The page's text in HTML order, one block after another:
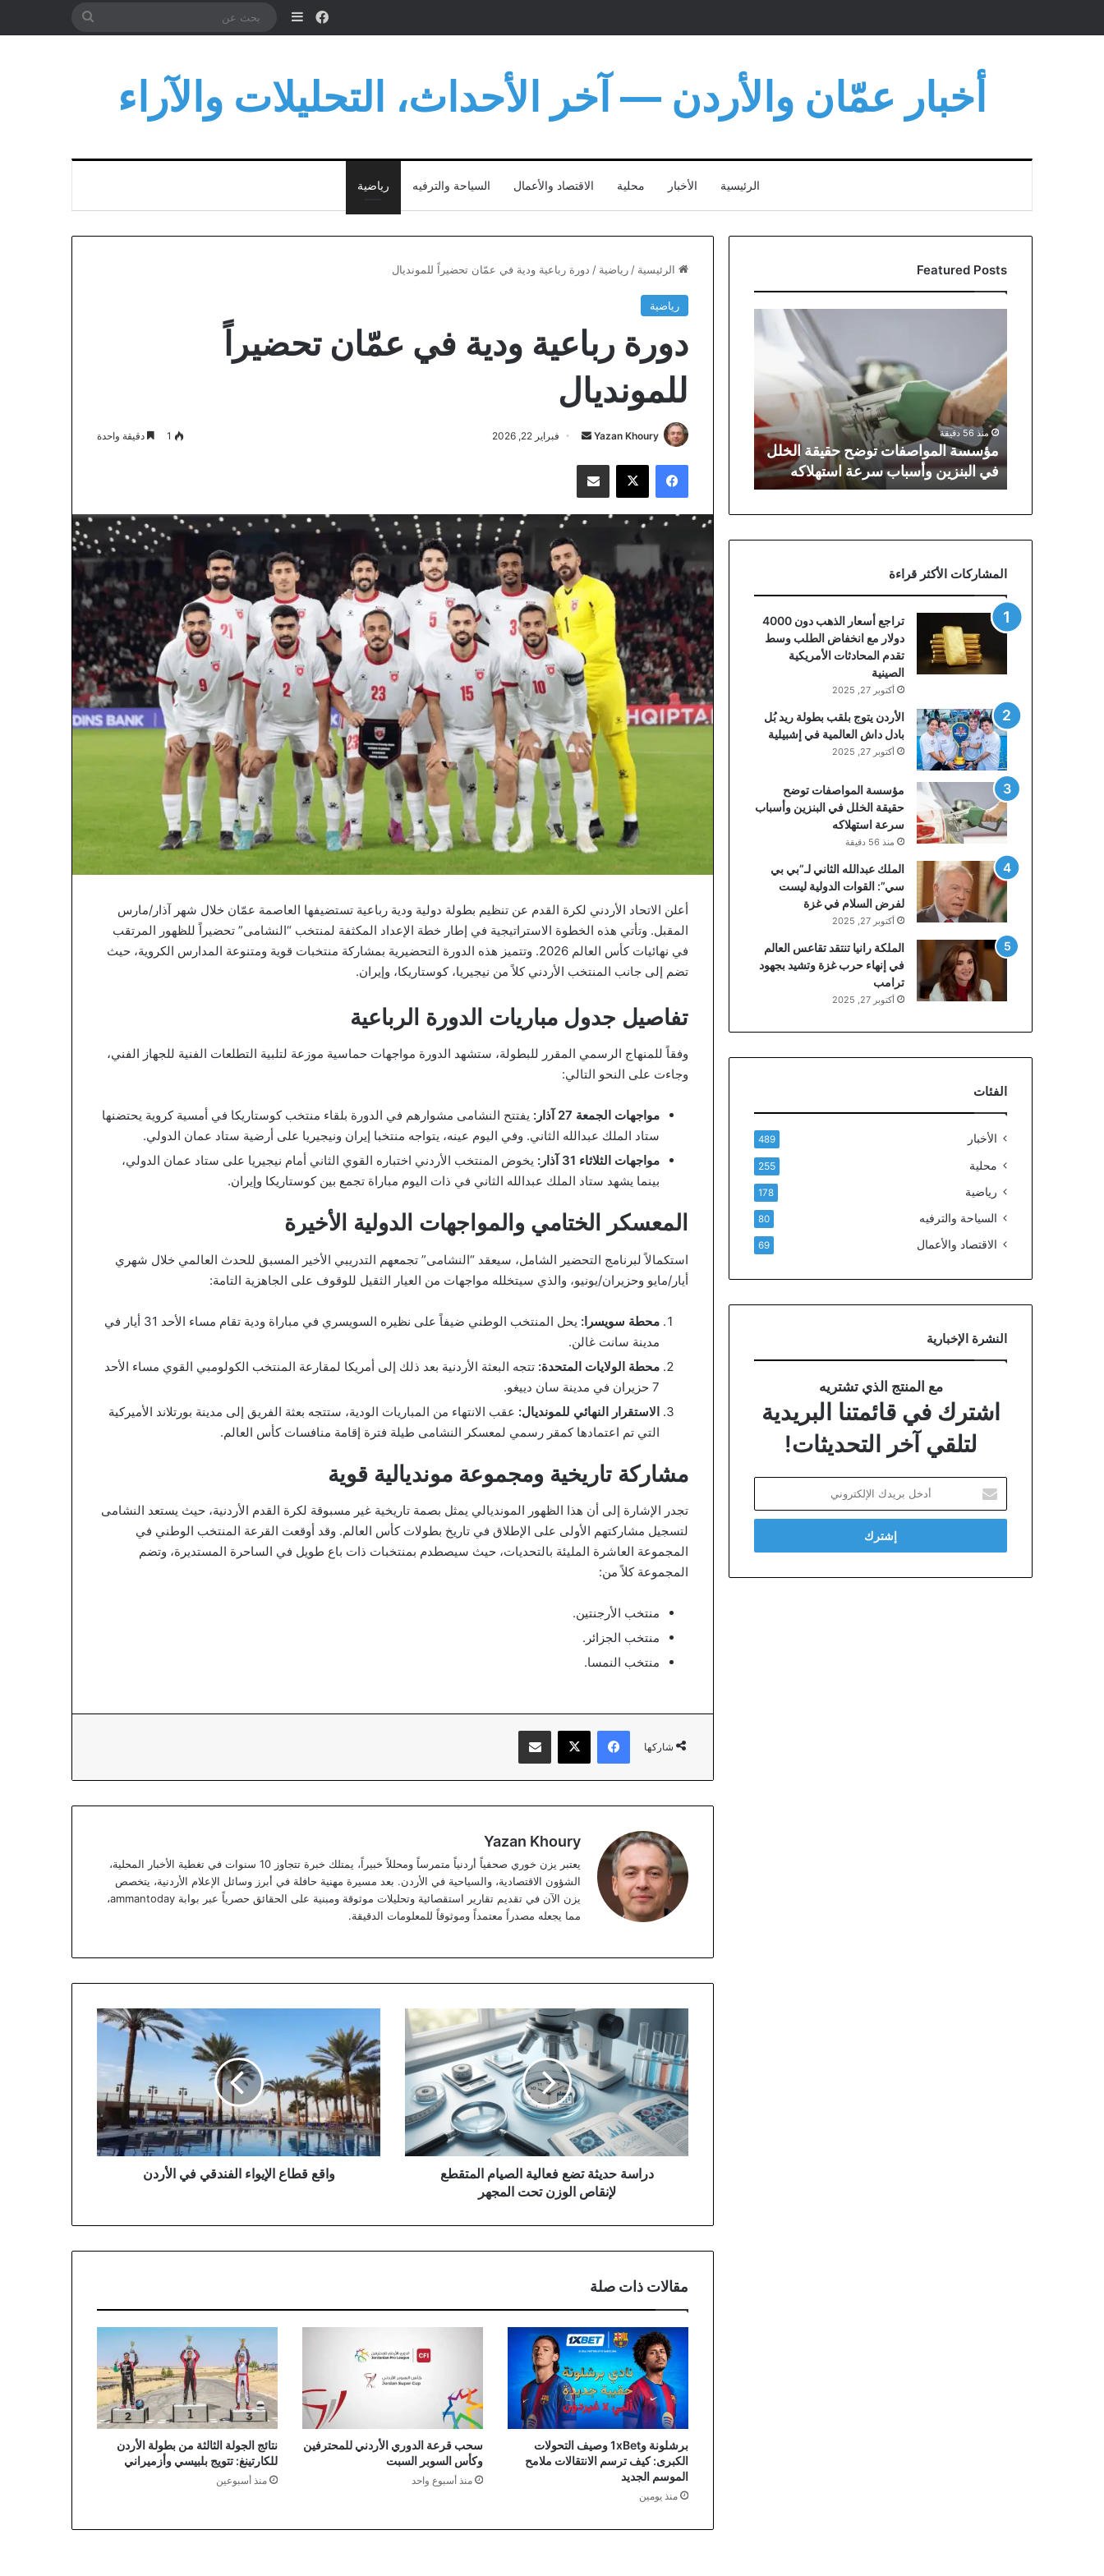
فيسبوكإضافة عمود جانبي
بحث
أخبار عمّان والأردن — آخر الأحداث، التحليلات والآراء
الرئيسية الأخبار محلية الاقتصاد والأعمال السياحة والترفيه رياضية
الرئيسية / رياضية / دورة رباعية ودية في عمّان تحضيراً للمونديال
رياضية
دورة رباعية ودية في عمّان تحضيراً
للمونديال
Yazan Khoury
أرسل فبراير 22, 2026 1 دقيقة واحدة
فيسبوك ‫X مشاركة عبر البريد
أعلن الاتحاد الأردني لكرة القدم عن تنظيم بطولة دولية ودية رباعية تستضيفها العاصمة عمّان خلال شهر آذار/مارس
المقبل. وتأتي هذه الخطوة الاستراتيجية في إطار خطة الإعداد المكثفة لمنتخب “النشامى” تحضيراً للظهور المرتقب
في نهائيات كأس العالم 2026. وتتميز هذه الدورة التحضيرية بمشاركة منتخبات قوية ومتنوعة المدارس الكروية، حيث
تضم إلى جانب المنتخب الأردني كلاً من نيجيريا، كوستاريكا، وإيران.
تفاصيل جدول مباريات الدورة الرباعية
وفقاً للمنهاج الرسمي المقرر للبطولة، ستشهد الدورة مواجهات حماسية موزعة لتلبية التطلعات الفنية للجهاز الفني،
وجاءت على النحو التالي:
مواجهات الجمعة 27 آذار:
يفتتح النشامى مشوارهم في الدورة بلقاء منتخب كوستاريكا في أمسية كروية يحتضنها
ستاد الملك عبدالله الثاني. وفي اليوم عينه، يتواجه منتخبا إيران ونيجيريا على أرضية ستاد عمان الدولي.
مواجهات الثلاثاء 31 آذار:
يخوض المنتخب الأردني اختباره القوي الثاني أمام نيجيريا على ستاد عمان الدولي،
بينما يشهد ستاد الملك عبدالله الثاني في ذات اليوم مباراة تجمع بين كوستاريكا وإيران.
المعسكر الختامي والمواجهات الدولية الأخيرة
استكمالاً لبرنامج التحضير الشامل، سيعقد “النشامى” تجمعهم التدريبي الأخير المسبق للحدث العالمي خلال شهري
أيار/مايو وحزيران/يونيو، والذي سيتخلله مواجهات من العيار الثقيل للوقوف على الجاهزية التامة:
محطة سويسرا:
يحل المنتخب الوطني ضيفاً على نظيره السويسري في مباراة ودية تقام مساء الأحد 31 أيار في
مدينة سانت غالن.
محطة الولايات المتحدة: تتجه البعثة الأردنية بعد ذلك إلى أمريكا لمقارعة المنتخب الكولومبي القوي مساء الأحد
7 حزيران في مدينة سان دييغو.
الاستقرار النهائي للمونديال: عقب الانتهاء من المباريات الودية، ستتجه بعثة الفريق إلى مدينة بورتلاند الأميركية
التي تم اعتمادها كمقر رسمي لمعسكر النشامى طيلة فترة إقامة منافسات كأس العالم.
مشاركة تاريخية ومجموعة مونديالية قوية
تجدر الإشارة إلى أن هذا الظهور المونديالي يمثل بصمة تاريخية غير مسبوقة لكرة القدم الأردنية، حيث يستعد النشامى
لتسجيل مشاركتهم الأولى على الإطلاق في تاريخ بطولات كأس العالم. وقد أوقعت القرعة المنتخب الوطني في
المجموعة العاشرة المليئة بالتحديات، حيث سيصطدم بمنتخبات ذات باع طويل في الساحرة المستديرة، وتضم
المجموعة كلاً من:
منتخب الأرجنتين.
منتخب الجزائر.
منتخب النمسا.
شاركها
فيسبوك ‫X مشاركة عبر البريد
Yazan Khoury
يعتبر يزن خوري صحفياً أردنياً متمرساً ومحللاً خبيراً، يمتلك خبرة تتجاوز 10 سنوات في تغطية الأخبار المحلية،
الشؤون الاقتصادية، والسياحية في الأردن. بعد مسيرة مهنية حافلة في أبرز وسائل الإعلام الأردنية، يتخصص
يزن الآن في تقديم تقارير استقصائية وتحليلات موثوقة ومبنية على الحقائق حصرياً عبر بوابة ammantoday،
مما يجعله مصدراً معتمداً وموثوقاً للمعلومات الدقيقة.
حديثة
تضع
فعالية
الصيام
المتقطع
لإنقاص
الوزن
تحت
دراسة حديثة تضع فعالية الصيام المتقطع
لإنقاص الوزن تحت المجهر
قطاع
الإيواء
الفندقي
في
الأردن
واقع قطاع الإيواء الفندقي في الأردن
مقالات ذات صلة
برشلونة و1xBet وصيف التحولات
الكبرى: كيف ترسم الانتقالات ملامح
الموسم الجديد
منذ يومين
سحب قرعة الدوري الأردني للمحترفين
وكأس السوبر السبت
منذ أسبوع واحد
نتائج الجولة الثالثة من بطولة الأردن
للكارتينغ: تتويج بلبيسي وأزميراني
منذ أسبوعين
Featured Posts
توضح
حقيقة
في
البنزين
وأسباب
سرعة
استهلاكه
منذ 56 دقيقة
مؤسسة المواصفات توضح حقيقة الخلل
في البنزين وأسباب سرعة استهلاكه
المشاركات الأكثر قراءة
تراجع أسعار الذهب دون 4000
دولار مع انخفاض الطلب وسط
تقدم المحادثات الأمريكية
الصينية
أكتوبر 27, 2025
الأردن يتوج بلقب بطولة ريد بُل
بادل داش العالمية في إشبيلية
أكتوبر 27, 2025
مؤسسة المواصفات توضح
حقيقة الخلل في البنزين وأسباب
سرعة استهلاكه
منذ 56 دقيقة
الملك عبدالله الثاني لـ”بي بي
سي”: القوات الدولية ليست
لفرض السلام في غزة
أكتوبر 27, 2025
الملكة رانيا تنتقد تقاعس العالم
في إنهاء حرب غزة وتشيد بجهود
ترامب
أكتوبر 27, 2025
الفئات
الأخبار 489
محلية 255
رياضية 178
السياحة والترفيه 80
الاقتصاد والأعمال 69
النشرة الإخبارية
مع المنتج الذي تشتريه
اشترك في قائمتنا البريدية
لتلقي آخر التحديثات!
بريدك
الإلكتروني